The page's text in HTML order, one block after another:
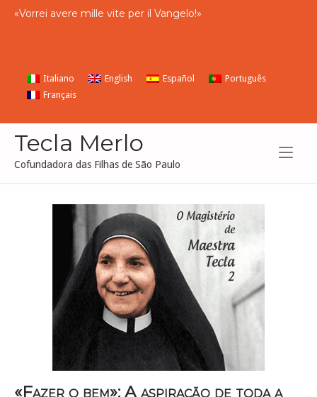
«Vorrei avere mille vite per il Vangelo!»
Italiano English Español
Português
Français
Tecla Merlo
Cofundadora das Filhas de São Paulo
«Fazer o bem»: A aspiração de toda a